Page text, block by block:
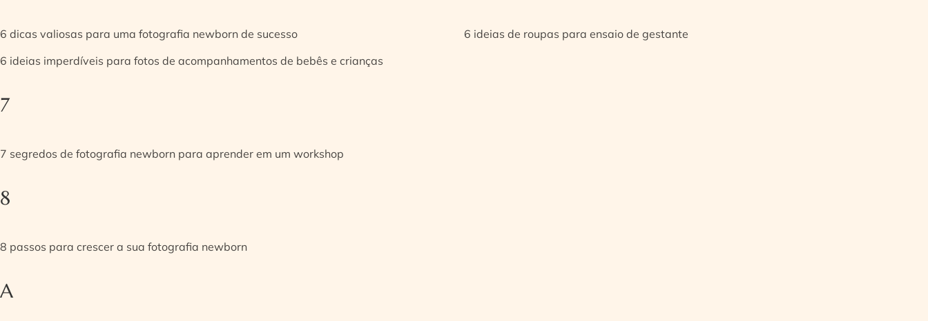
6 dicas valiosas para uma fotografia newborn de sucesso
6 ideias de roupas para ensaio de gestante
6 ideias imperdíveis para fotos de acompanhamentos de bebês e crianças
7
7 segredos de fotografia newborn para aprender em um workshop
8
8 passos para crescer a sua fotografia newborn
A